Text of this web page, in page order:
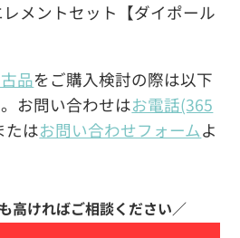
メントセット【ダイポール
品をご購入検討の際は以下
お問い合わせはお電話(365
たはお問い合わせフォームよ